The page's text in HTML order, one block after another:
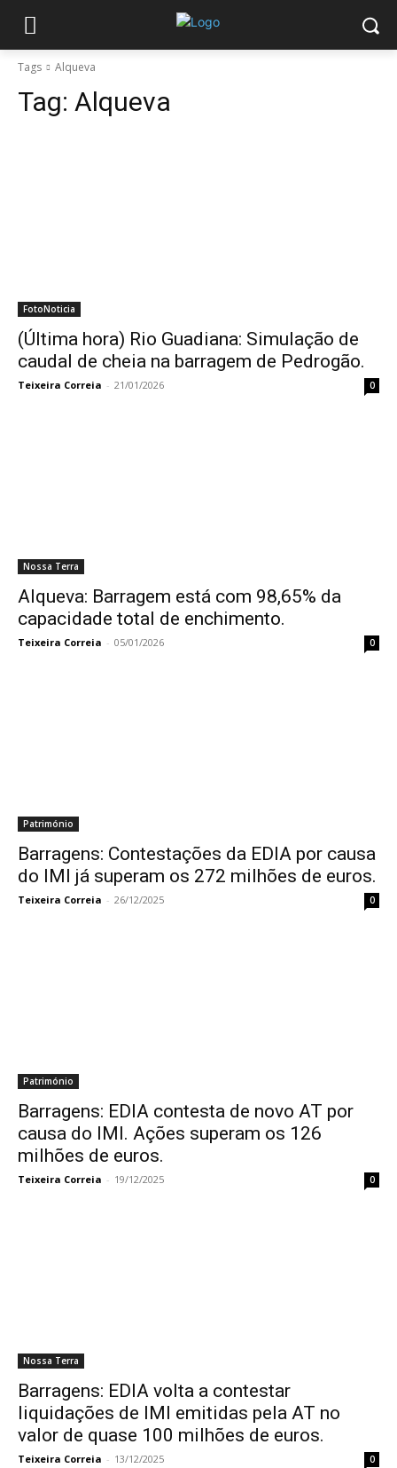
Tags Alqueva
Tag: Alqueva
FotoNoticia
(Última hora) Rio Guadiana: Simulação de
caudal de cheia na barragem de Pedrogão.
Teixeira Correia - 21/01/2026 0
Nossa Terra
Alqueva: Barragem está com 98,65% da
capacidade total de enchimento.
Teixeira Correia - 05/01/2026 0
Património
Barragens: Contestações da EDIA por causa
do IMI já superam os 272 milhões de euros.
Teixeira Correia - 26/12/2025 0
Património
Barragens: EDIA contesta de novo AT por
causa do IMI. Ações superam os 126
milhões de euros.
Teixeira Correia - 19/12/2025 0
Nossa Terra
Barragens: EDIA volta a contestar
liquidações de IMI emitidas pela AT no
valor de quase 100 milhões de euros.
Teixeira Correia - 13/12/2025 0